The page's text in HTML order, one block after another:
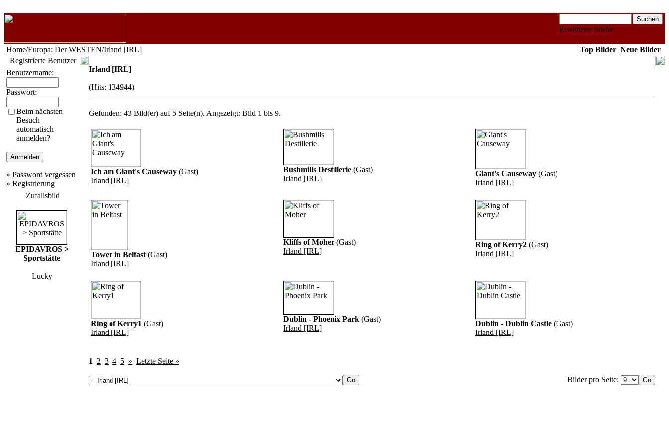
Erweiterte Suche
Home/Europa: Der WESTEN/Irland [IRL] Top Bilder Neue Bilder
Registrierte Benutzer
Benutzername:
Passwort:
Beim nächsten
Besuch
automatisch
anmelden?
» Password vergessen
» Registrierung
Zufallsbild
EPIDAVROS >
Sportstätte
Lucky
Irland [IRL]
(Hits: 134944)
Gefunden: 43 Bild(er) auf 5 Seite(n). Angezeigt: Bild 1 bis 9.
Ich am Giant's Causeway (Gast)
Irland [IRL]
Bushmills Destillerie (Gast)
Irland [IRL]
Giant's Causeway (Gast)
Irland [IRL]
Tower in Belfast (Gast)
Irland [IRL]
Kliffs of Moher (Gast)
Irland [IRL]
Ring of Kerry2 (Gast)
Irland [IRL]
Ring of Kerry1 (Gast)
Irland [IRL]
Dublin - Phoenix Park (Gast)
Irland [IRL]
Dublin - Dublin Castle (Gast)
Irland [IRL]
1 2 3 4 5 » Letzte Seite »
Bilder pro Seite: